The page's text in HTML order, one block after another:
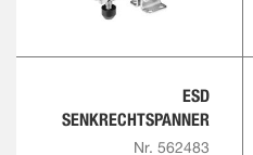
ESD
SENKRECHTSPANNER
Nr. 562483